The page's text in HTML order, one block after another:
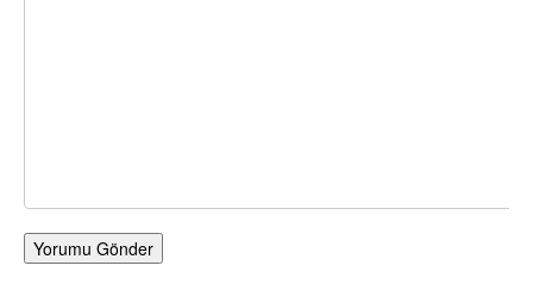
Yorumu Gönder